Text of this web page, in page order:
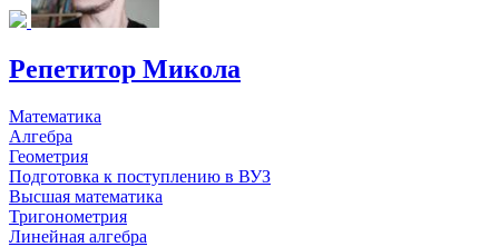
Репетитор Микола
Математика
Алгебра
Геометрия
Подготовка к поступлению в ВУЗ
Высшая математика
Тригонометрия
Линейная алгебра